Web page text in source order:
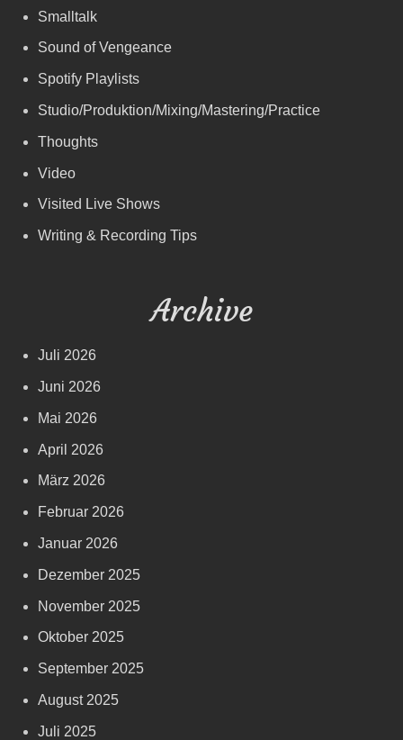
Smalltalk
Sound of Vengeance
Spotify Playlists
Studio/Produktion/Mixing/Mastering/Practice
Thoughts
Video
Visited Live Shows
Writing & Recording Tips
Archive
Juli 2026
Juni 2026
Mai 2026
April 2026
März 2026
Februar 2026
Januar 2026
Dezember 2025
November 2025
Oktober 2025
September 2025
August 2025
Juli 2025